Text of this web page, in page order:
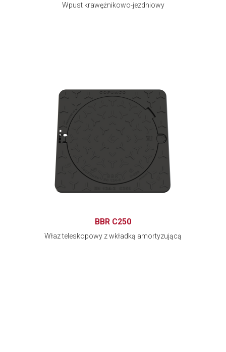
Wpust krawężnikowo-jezdniowy
BBR C250
Właz teleskopowy z wkładką amortyzującą